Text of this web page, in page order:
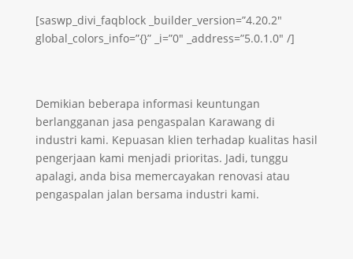
[saswp_divi_faqblock _builder_version=”4.20.2″
global_colors_info=”{}” _i=”0″ _address=”5.0.1.0″ /]
Demikian beberapa informasi keuntungan
berlangganan jasa pengaspalan Karawangdi
industri kami. Kepuasan klien terhadap kualitas hasil
pengerjaan kami menjadi prioritas. Jadi, tunggu
apalagi, anda bisa memercayakan renovasi atau
pengaspalan jalan bersama industri kami.